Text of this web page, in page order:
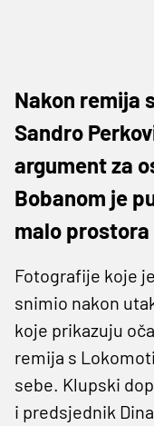
Nakon remija
Sandro
argument za
Bobanom je
malo
Fotografije koje
snimio nakon
koje prikazuju
remija s
sebe. Klupski
i predsjednik